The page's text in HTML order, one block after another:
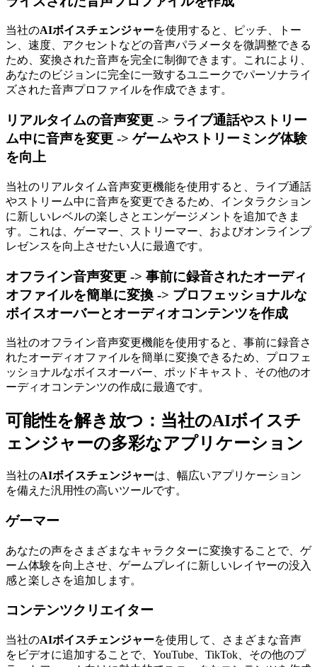
当社のAIボイスチェンジャーを使用すると、ピッチ、トー
ン、速度、アクセントなどの音声パラメータを微調整できる
ため、変換された音声を完全に制御できます。これにより、
あなたのビジョンに完全に一致するユニークでパーソナライ
ズされた音声プロファイルを作成できます。
リアルタイムの音声変更 -> ライブ通話やストリー
ム中に音声を変更 -> ゲームやストリーミング体験
を向上
当社のリアルタイム音声変更機能を使用すると、ライブ通話
やストリーム中に音声を変更できるため、インタラクション
に新しいレベルの楽しさとエンゲージメントを追加できま
す。これは、ゲーマー、ストリーマー、およびオンラインプ
レゼンスを向上させたい人に最適です。
オフライン音声変更 -> 事前に録音されたオーディ
オファイルを簡単に変換 -> プロフェッショナルな
ボイスオーバーとオーディオコンテンツを作成
当社のオフライン音声変更機能を使用すると、事前に録音さ
れたオーディオファイルを簡単に変換できるため、プロフェ
ッショナルなボイスオーバー、ポッドキャスト、その他のオ
ーディオコンテンツの作成に最適です。
可能性を解き放つ：当社のAIボイスチ
ェンジャーの多彩なアプリケーション
当社のAIボイスチェンジャーは、幅広いアプリケーション
を備えた汎用性の高いツールです。
ゲーマー
あなたの声をさまざまなキャラクターに変換することで、ゲ
ーム体験を向上させ、ゲームプレイに新しいレイヤーの没入
感と楽しさを追加します。
コンテンツクリエイター
当社のAIボイスチェンジャーを使用して、さまざまな音声
をビデオに追加することで、YouTube、TikTok、その他のプ